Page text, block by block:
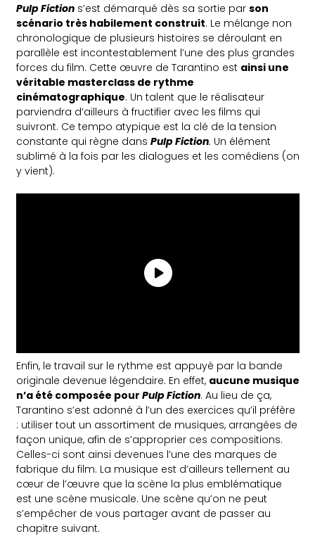
Pulp Fiction s’est démarqué dès sa sortie parson
scénario très habilement construit. Le mélange non
chronologique de plusieurs histoires se déroulant en
parallèle est incontestablement l’une des plus grandes
forces du film. Cette œuvre de Tarantino est ainsi une
véritable masterclass de rythme
cinématographique. Un talent que le réalisateur
parviendra d’ailleurs à fructifier avec les films qui
suivront. Ce tempo atypique est la clé de la tension
constante qui règne dansPulp Fiction. Un élément
sublimé à la fois par les dialogues et les comédiens (on
y vient).
Enfin, le travail sur le rythme est appuyé par la bande
originale devenue légendaire. En effet, aucune musique
n’a été composée pourPulp Fiction. Au lieu de ça,
Tarantino s’est adonné à l’un des exercices qu’il préfère
: utiliser tout un assortiment de musiques, arrangées de
façon unique, afin de s’approprier ces compositions.
Celles-ci sont ainsi devenues l’une des marques de
fabrique du film. La musique est d’ailleurs tellement au
cœur de l’œuvre que la scène la plus emblématique
est une scène musicale. Une scène qu’on ne peut
s’empêcher de vous partager avant de passer au
chapitre suivant.